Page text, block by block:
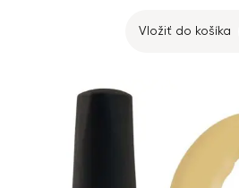
Vložiť do košíka